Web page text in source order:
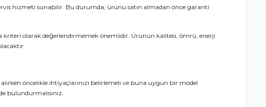
hizmeti sunabilir. Bu durumda, ürünü satın almadan önce garanti
kriteri olarak değerlendirmemek önemlidir. Ürünün kalitesi, ömrü, enerji
öncelikle ihtiyaçlarınızı belirlemeli ve buna uygun bir model
bulundurmalısınız.